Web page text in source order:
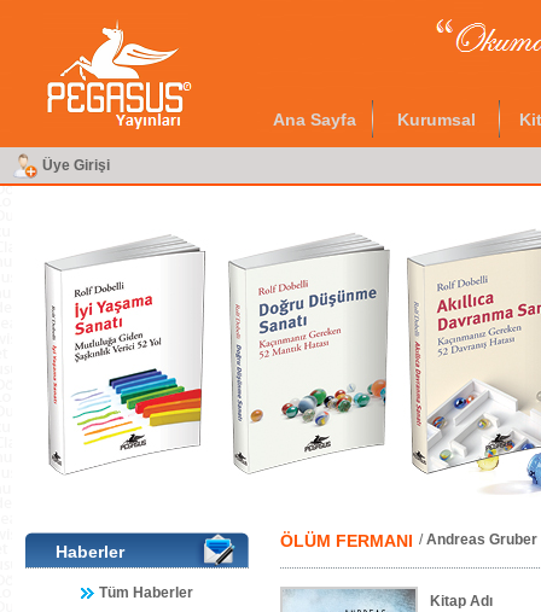
Ana Sayfa Kurumsal
Üye Girişi
Haberler
Tüm Haberler
ÖLÜM FERMANI /Andreas Gruber
Kitap Adı